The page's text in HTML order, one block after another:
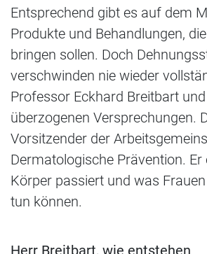
Entsprechend gibt es auf dem
Produkte und Behandlungen,
bringen sollen. Doch
verschwinden nie wieder
Professor Eckhard Breitbart
überzogenen Versprechungen.
Vorsitzender der
Dermatologische Prävention.
Körper passiert und was
tun können.